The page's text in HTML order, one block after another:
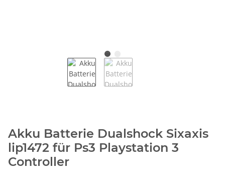
Akku Batterie Dualshock Sixaxis
lip1472 für Ps3 Playstation 3
Controller